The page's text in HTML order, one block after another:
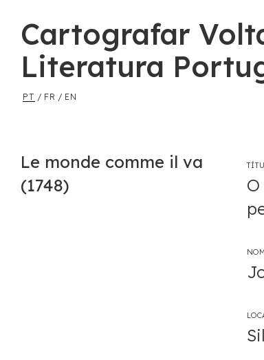
Cartografar
Literatura
PT / FR / EN
Le monde comme il va
(1748)